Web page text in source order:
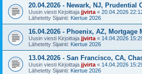
20.04.2026 - Newark, NJ, Prudential
Uusin viesti Kirjoittaja jjvirta « 20.04.2026
Lähetetty Sijainti: Kiertue 2026
16.04.2026 - Phoenix, AZ, Mortgage
Uusin viesti Kirjoittaja jjvirta « 14.04.2026
Lähetetty Sijainti: Kiertue 2026
13.04.2026 - San Francisco, CA,
Uusin viesti Kirjoittaja jjvirta « 14.04.2026
Lähetetty Sijainti: Kiertue 2026